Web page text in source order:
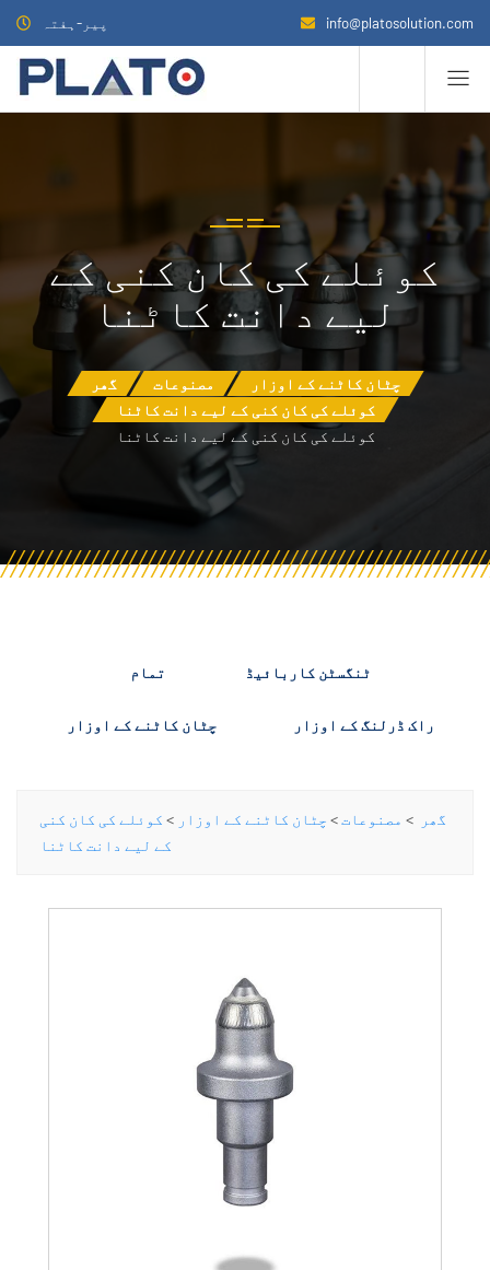
پیر-ہفتہ info@platosolution.com
کوئلے کی کان کنی کے
لیے دانت کاٹنا
گھر مصنوعات
چٹان کاٹنے کے اوزار
کوئلے کی کان کنی کے لیے دانت کاٹنا
کوئلے کی کان کنی کے لیے دانت کاٹنا
تمام ٹنگسٹن کاربائیڈ
چٹان کاٹنے کے اوزار راک ڈرلنگ کے اوزار
گھر > مصنوعات> چٹان کاٹنے کے اوزار > کوئلے کی کان کنی
کے لیے دانت کاٹنا